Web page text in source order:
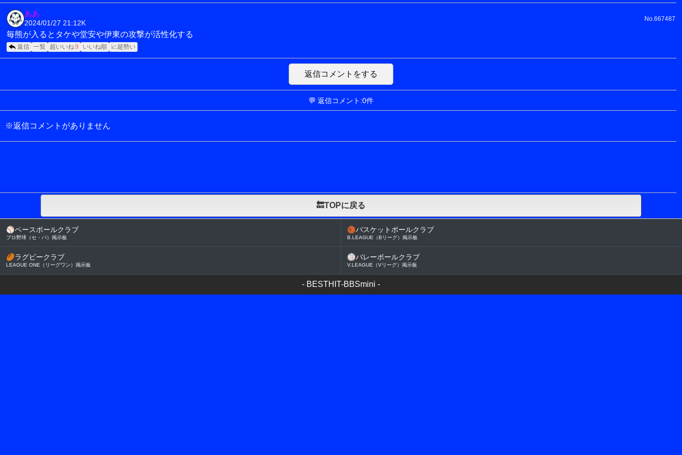
ああ
2024/01/27 21:12 K
No.667487
毎熊が入るとタケや堂安や伊東の攻撃が活性化する
返信 一覧 超いいね 9 いいね順 📈超勢い
返信コメントをする
💬 返信コメント:0件
※返信コメントがありません
🔙TOPに戻る
⚾ベースボールクラブ
プロ野球（セ・パ）掲示板
🏀バスケットボールクラブ
B.LEAGUE（Bリーグ）掲示板
🏉ラグビークラブ
LEAGUE ONE（リーグワン）掲示板
🏐バレーボールクラブ
V.LEAGUE（Vリーグ）掲示板
- BESTHIT-BBSmini -